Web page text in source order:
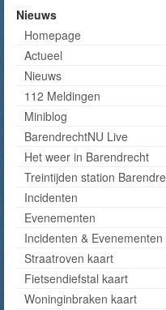
Nieuws
Homepage
Actueel
Nieuws
112 Meldingen
Miniblog
BarendrechtNU Live
Het weer in Barendrecht
Treintijden station
Incidenten
Evenementen
Incidenten &
Straatroven kaart
Fietsendiefstal kaart
Woninginbraken kaart